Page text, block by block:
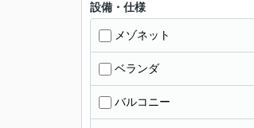
設備・仕様
メゾネット
ベランダ
バルコニー